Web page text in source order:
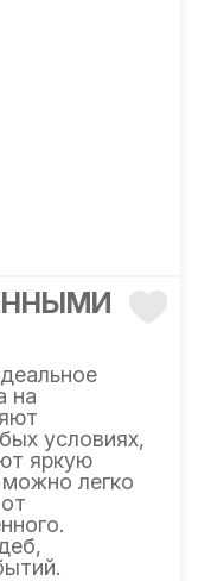
на
условиях,
яркую
легко